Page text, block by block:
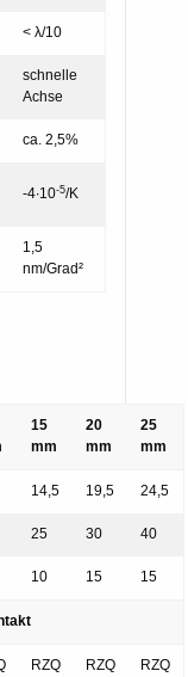
< λ/10
schnelle
Achse
ca. 2,5%
-4∙10-5/K
1,5
nm/Grad²
15
mm
20
mm
25
mm
14,5 19,5 24,5
25 30 40
10 15 15
RZQ
RZQ
RZQ